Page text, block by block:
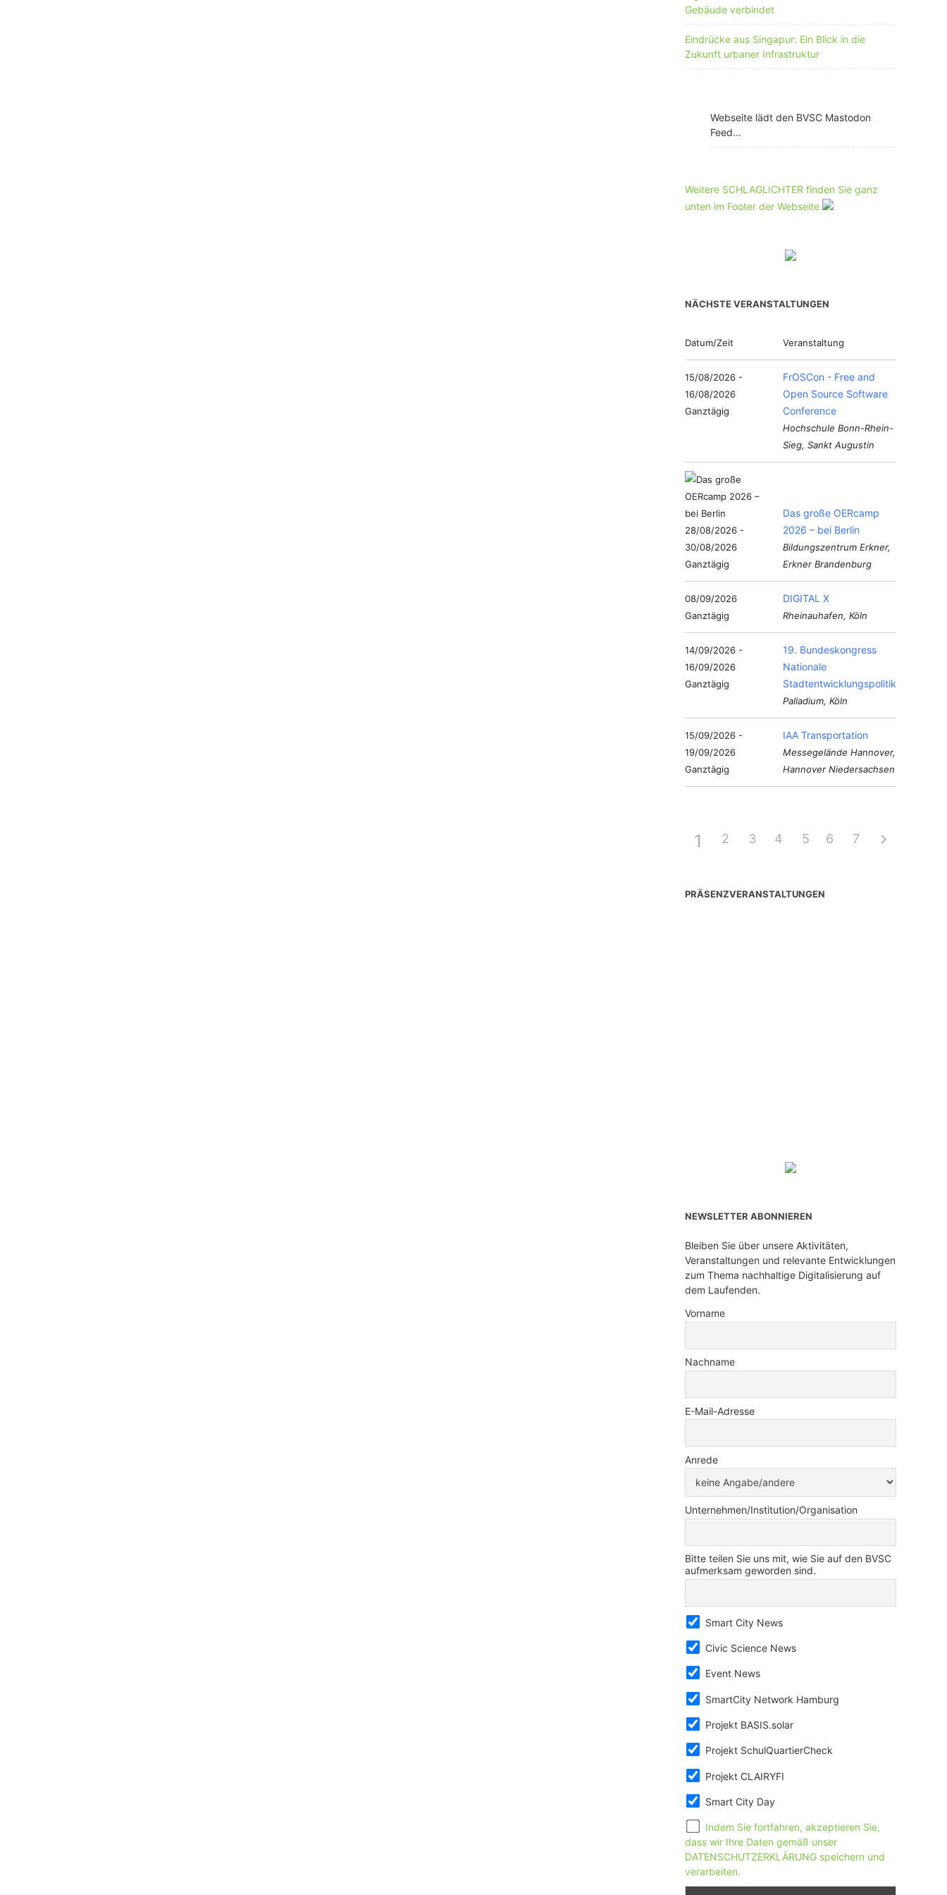
Gebäude verbindet
Eindrücke aus Singapur: Ein Blick in die
Zukunft urbaner Infrastruktur
Webseite lädt den BVSC Mastodon
Feed...
Weitere SCHLAGLICHTER finden Sie ganz
unten im Footer der Webseite
NÄCHSTE VERANSTALTUNGEN
Datum/Zeit Veranstaltung
15/08/2026 -
16/08/2026
Ganztägig
FrOSCon - Free and
Open Source Software
Conference
Hochschule Bonn-Rhein-
Sieg, Sankt Augustin
28/08/2026 -
30/08/2026
Ganztägig
Das große OERcamp
2026 – bei Berlin
Bildungszentrum Erkner,
Erkner Brandenburg
08/09/2026
Ganztägig
DIGITAL X
Rheinauhafen, Köln
14/09/2026 -
16/09/2026
Ganztägig
19. Bundeskongress
Nationale
Stadtentwicklungspolitik
Palladium, Köln
15/09/2026 -
19/09/2026
Ganztägig
IAA Transportation
Messegelände Hannover,
Hannover Niedersachsen
1 2 3 4 5 6 7
PRÄSENZVERANSTALTUNGEN
NEWSLETTER ABONNIEREN
Bleiben Sie über unsere Aktivitäten,
Veranstaltungen und relevante Entwicklungen
zum Thema nachhaltige Digitalisierung auf
dem Laufenden.
Vorname
Nachname
E-Mail-Adresse
Anrede
Unternehmen/Institution/Organisation
Bitte teilen Sie uns mit, wie Sie auf den BVSC
aufmerksam geworden sind.
Smart City News
Civic Science News
Event News
SmartCity Network Hamburg
Projekt BASIS.solar
Projekt SchulQuartierCheck
Projekt CLAIRYFI
Smart City Day
Indem Sie fortfahren, akzeptieren Sie,
dass wir Ihre Daten gemäß unser
DATENSCHUTZERKLÄRUNG speichern und
verarbeiten.